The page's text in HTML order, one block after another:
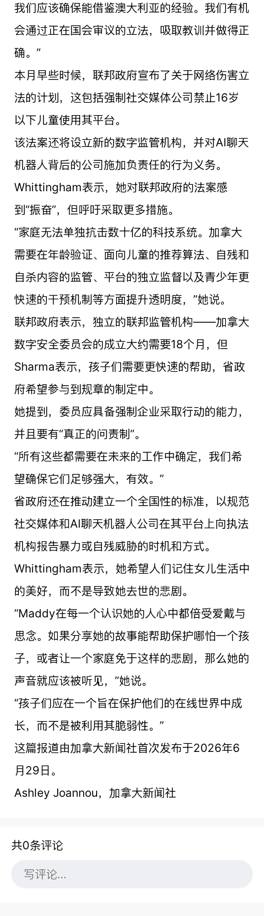
我们应该确保能借鉴澳大利亚的经验。我们有机
会通过正在国会审议的立法，吸取教训并做得正
确。”
本月早些时候，联邦政府宣布了关于网络伤害立
法的计划，这包括强制社交媒体公司禁止16岁
以下儿童使用其平台。
该法案还将设立新的数字监管机构，并对AI聊天
机器人背后的公司施加负责任的行为义务。
Whittingham表示，她对联邦政府的法案感
到“振奋”，但呼吁采取更多措施。
“家庭无法单独抗击数十亿的科技系统。加拿大
需要在年龄验证、面向儿童的推荐算法、自残和
自杀内容的监管、平台的独立监督以及青少年更
快速的干预机制等方面提升透明度，”她说。
联邦政府表示，独立的联邦监管机构——加拿大
数字安全委员会的成立大约需要18个月，但
Sharma表示，孩子们需要更快速的帮助，省政
府希望参与到规章的制定中。
她提到，委员应具备强制企业采取行动的能力，
并且要有“真正的问责制”。
“所有这些都需要在未来的工作中确定，我们希
望确保它们足够强大，有效。”
省政府还在推动建立一个全国性的标准，以规范
社交媒体和AI聊天机器人公司在其平台上向执法
机构报告暴力或自残威胁的时机和方式。
Whittingham表示，她希望人们记住女儿生活中
的美好，而不是导致她去世的悲剧。
“Maddy在每一个认识她的人心中都倍受爱戴与
思念。如果分享她的故事能帮助保护哪怕一个孩
子，或者让一个家庭免于这样的悲剧，那么她的
声音就应该被听见，”她说。
“孩子们应在一个旨在保护他们的在线世界中成
长，而不是被利用其脆弱性。”
这篇报道由加拿大新闻社首次发布于2026年6
月29日。
Ashley Joannou，加拿大新闻社
共0条评论